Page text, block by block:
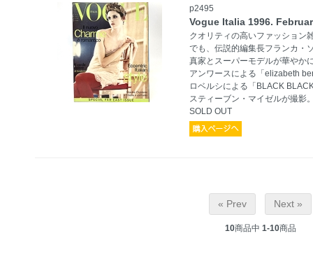
p2495
Vogue Italia 1996.
クオリティの高いファッション
でも、伝説的編集長フランカ・
真家とスーパーモデルが華やか
アンワースによる「elizabeth
ロベルシによる「BLACK
スティーブン・マイゼルが撮影
SOLD OUT
« Prev Next »
10商品中 1-10商品